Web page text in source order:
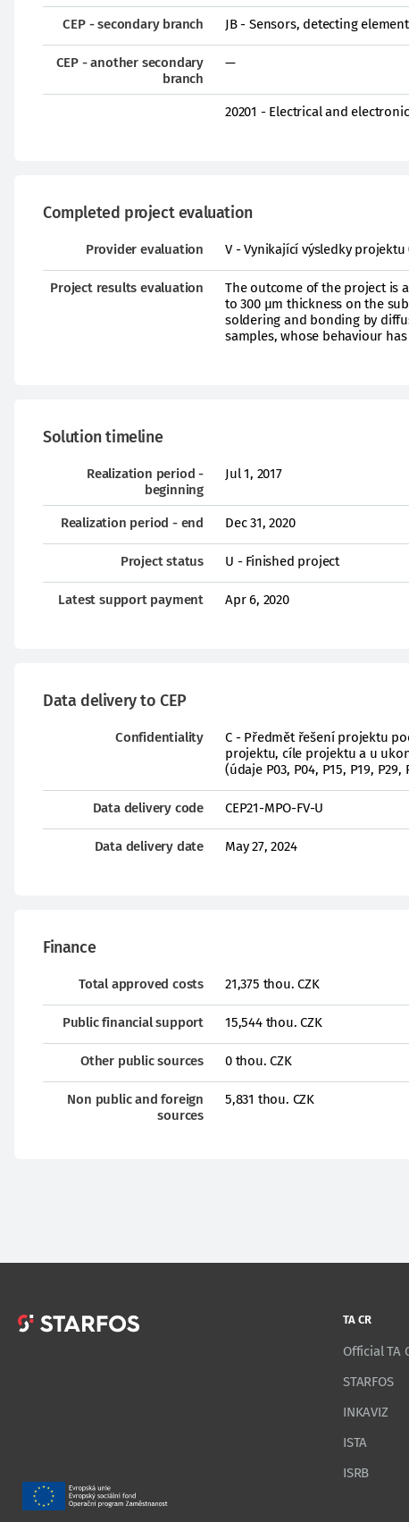
CEP - secondary branch JB - Sensors, detecting
CEP - another secondary
branch
—
20201 - Electrical and
Completed project evaluation
Provider evaluation V - Vynikající výsledky
Project results evaluation
The outcome of the project is
to 300 µm thickness on the
soldering and bonding by
samples, whose behaviour
Solution timeline
Realization period -
beginning
Jul 1, 2017
Realization period - end Dec 31, 2020
Project status U - Finished project
Latest support payment Apr 6, 2020
Data delivery to CEP
Confidentiality
C - Předmět řešení projektu
projektu, cíle projektu a u
(údaje P03, P04, P15, P19,
Data delivery code CEP21-MPO-FV-U
Data delivery date May 27, 2024
Finance
Total approved costs 21,375 thou. CZK
Public financial support 15,544 thou. CZK
Other public sources 0 thou. CZK
Non public and foreign
sources
5,831 thou. CZK
TA CR
Official TA
STARFOS
INKAVIZ
ISTA
ISRB